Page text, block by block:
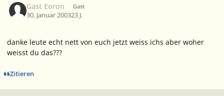
Gast Eoron Gast
30. Januar 200323 J.
danke leute echt nett von euch jetzt weiss ichs aber woher
weisst du das???
Zitieren